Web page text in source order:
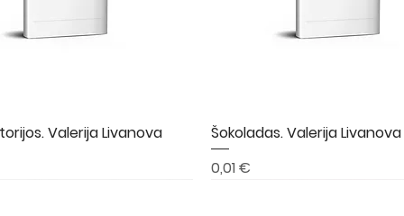
Greita peržiūra
Valerija Livanova
Greita peržiūra
Šokoladas. Valerija Livanova
Kaina
0,01 €